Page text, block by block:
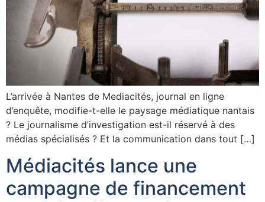
L’arrivée à Nantes de Mediacités, journal en ligne
d’enquête, modifie-t-elle le paysage médiatique nantais
? Le journalisme d’investigation est-il réservé à des
médias spécialisés ? Et la communication dans tout […]
Médiacités lance une
campagne de financement